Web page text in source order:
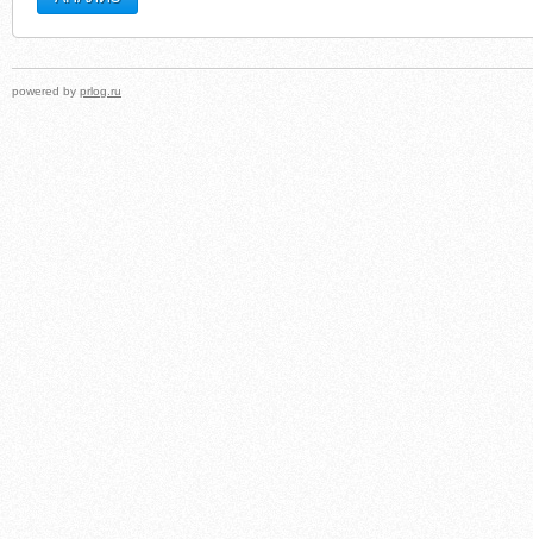
powered by prlog.ru